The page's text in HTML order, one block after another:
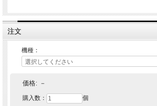
注文
機種：
価格: －
購入数： 個